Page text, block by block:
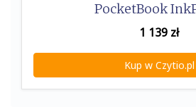
PocketBook
1 139 zł
Kup w Czytio.pl